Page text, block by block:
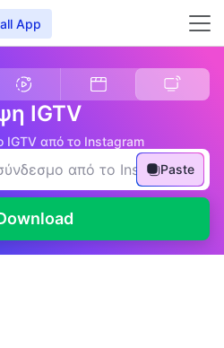
App
IGTV
IGTV από το Instagram
Paste